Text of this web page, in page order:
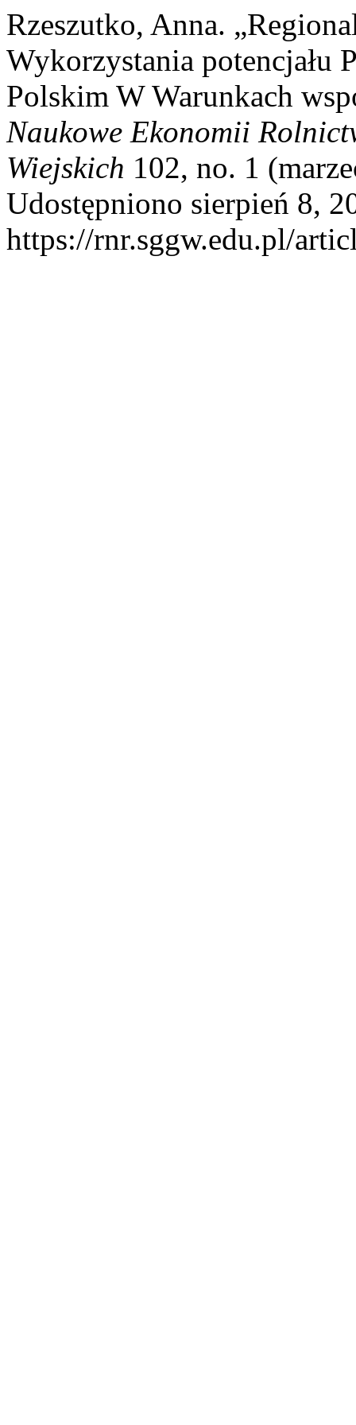
Rzeszutko, Anna.
Wykorzystania potencjału
Polskim W Warunkach
Naukowe Ekonomii
Wiejskich 102, no. 1
Udostępniono sierpień 8,
https://rnr.sggw.edu.pl/